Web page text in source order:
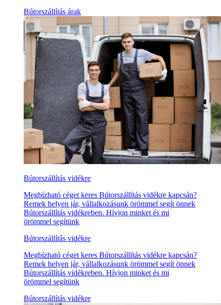
Bútorszállítás árak
Bútorszállítás vidékre
Megbízható céget keres Bútorszállítás vidékre kapcsán?
Remek helyen jár, vállalkozásunk örömmel segít önnek
Bútorszállítás vidékreben. Hívjon minket és mi
örömmel segítünk
Bútorszállítás vidékre
Megbízható céget keres Bútorszállítás vidékre kapcsán?
Remek helyen jár, vállalkozásunk örömmel segít önnek
Bútorszállítás vidékreben. Hívjon minket és mi
örömmel segítünk
Bútorszállítás vidékre